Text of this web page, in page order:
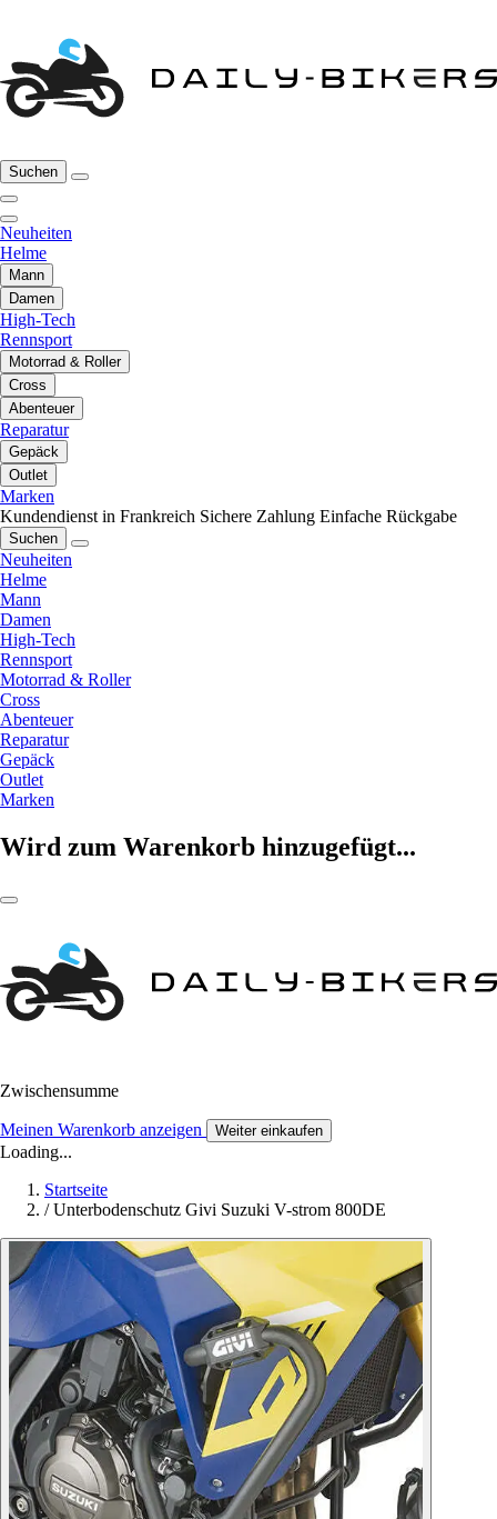
Suchen
Neuheiten
Helme
Mann
Damen
High-Tech
Rennsport
Motorrad & Roller
Cross
Abenteuer
Reparatur
Gepäck
Outlet
Marken
Kundendienst in Frankreich Sichere Zahlung Einfache Rückgabe
Suchen
Neuheiten
Helme
Mann
Damen
High-Tech
Rennsport
Motorrad & Roller
Cross
Abenteuer
Reparatur
Gepäck
Outlet
Marken
Wird zum Warenkorb hinzugefügt...
Zwischensumme
Meinen Warenkorb anzeigen Weiter einkaufen
Loading...
Startseite
/ Unterbodenschutz Givi Suzuki V-strom 800DE